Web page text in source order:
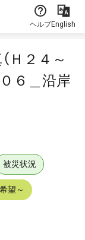
ヘルプEnglish
Ｈ２４～
６＿沿岸
被災状況
望～